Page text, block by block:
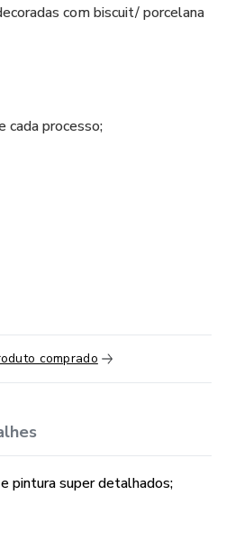
com biscuit/ porcelana
cada processo;
comprado
pintura super detalhados;